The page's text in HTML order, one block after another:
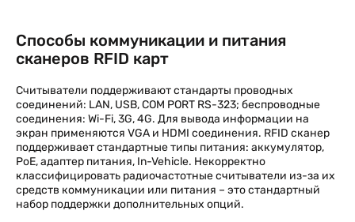
Способы коммуникации и питания
сканеров RFID карт
Считыватели поддерживают стандарты проводных
соединений: LAN, USB, COM PORT RS-323; беспроводные
соединения: Wi-Fi, 3G, 4G. Для вывода информации на
экран применяются VGA и HDMI соединения. RFID сканер
поддерживает стандартные типы питания: аккумулятор,
PoE, адаптер питания, In-Vehicle. Некорректно
классифицировать радиочастотные считыватели из-за их
средств коммуникации или питания – это стандартный
набор поддержки дополнительных опций.